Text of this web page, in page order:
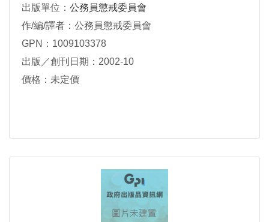
出版單位： 公務員懲戒委員會
作/編/譯者：公務員懲戒委員會
GPN：1009103378
出版／創刊日期：2002-10
價格：未定價